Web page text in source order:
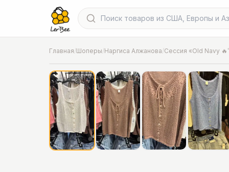
Главная/Шоперы/Наргиса Алжанова/Сессия «Old Navy
📍Фото от шопера·Chicago